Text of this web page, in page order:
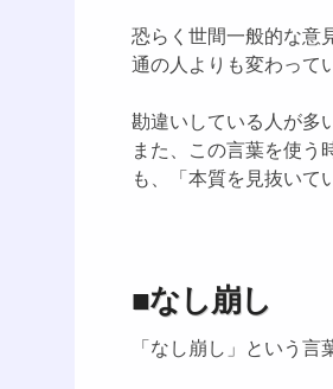
恐らく世間一般的な意
通の人よりも変わって
勘違いしている人が多
また、この言葉を使う
も、「本質を見抜いて
■なし崩し
「なし崩し」という